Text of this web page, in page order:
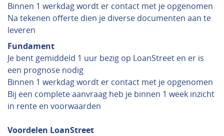
Binnen 1 werkdag wordt er contact met je opgenomen
Na tekenen offerte dien je diverse documenten aan te
leveren
Fundament
Je bent gemiddeld 1 uur bezig op LoanStreet en er is
een prognose nodig
Binnen 1 werkdag wordt er contact met je opgenomen
Bij een complete aanvraag heb je binnen 1 week inzicht
in rente en voorwaarden
Voordelen LoanStreet